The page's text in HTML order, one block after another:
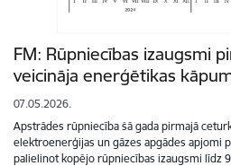
FM: Rūpniecības izaugsmi
veicināja enerģētikas
07.05.2026.
Apstrādes rūpniecība šā gada pirmajā
elektroenerģijas un gāzes apgādes apjomi
palielinot kopējo rūpniecības izaugsmi līdz